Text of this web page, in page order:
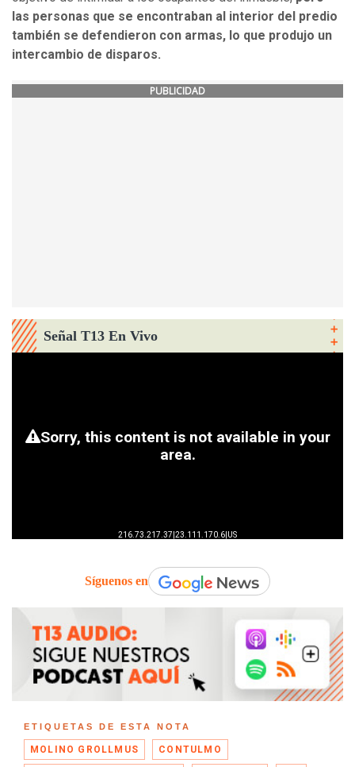
las personas que se encontraban al interior del predio
también se defendieron con armas, lo que produjo un
intercambio de disparos.
PUBLICIDAD
Señal T13 En Vivo
Síguenos en
ETIQUETAS DE ESTA NOTA
MOLINO GROLLMUS CONTULMO